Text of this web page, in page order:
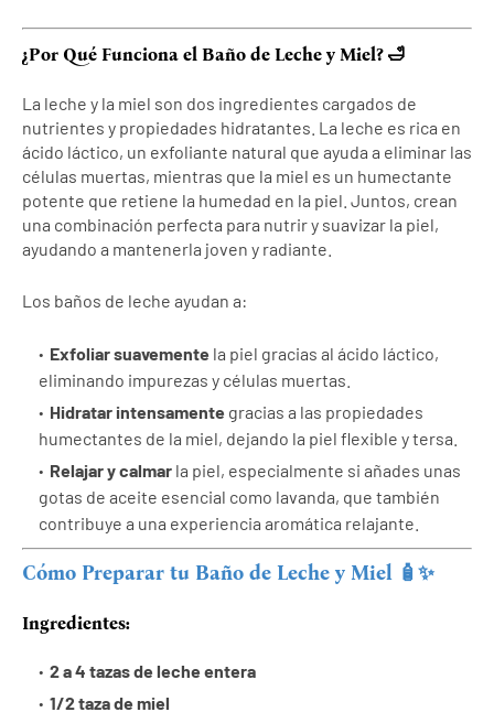
¿Por Qué Funciona el Baño de Leche y Miel? 🛁
La leche y la miel son dos ingredientes cargados de
nutrientes y propiedades hidratantes. La leche es rica en
ácido láctico, un exfoliante natural que ayuda a eliminar las
células muertas, mientras que la miel es un humectante
potente que retiene la humedad en la piel. Juntos, crean
una combinación perfecta para nutrir y suavizar la piel,
ayudando a mantenerla joven y radiante.
Los baños de leche ayudan a:
Exfoliar suavemente la piel gracias al ácido láctico,
eliminando impurezas y células muertas.
Hidratar intensamente gracias a las propiedades
humectantes de la miel, dejando la piel flexible y tersa.
Relajar y calmar la piel, especialmente si añades unas
gotas de aceite esencial como lavanda, que también
contribuye a una experiencia aromática relajante.
Cómo Preparar tu Baño de Leche y Miel 🧴✨
Ingredientes:
2 a 4 tazas de leche entera
1/2 taza de miel